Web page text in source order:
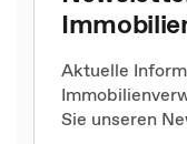
Aktuelle
Sie unseren